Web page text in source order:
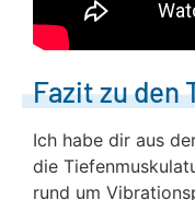
Fazit zu den
Ich habe dir aus
die
rund um